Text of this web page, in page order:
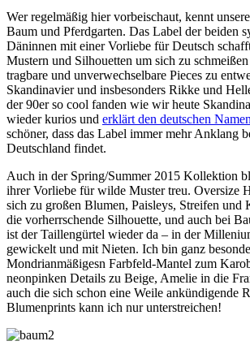
Wer regelmäßig hier vorbeischaut, kennt
Baum und Pferdgarten. Das Label der beiden
Däninnen mit einer Vorliebe für Deutsch
Mustern und Silhouetten um sich zu
tragbare und unverwechselbare Pieces zu
Skandinavier und insbesonders Rikke und
der 90er so cool fanden wie wir heute
wieder kurios und erklärt den deutschen
schöner, dass das Label immer mehr Anklang
Deutschland findet.
Auch in der Spring/Summer 2015 Kollektion
ihrer Vorliebe für wilde Muster treu. Oversize
sich zu großen Blumen, Paisleys, Streifen und
die vorherrschende Silhouette, und auch bei
ist der Taillengürtel wieder da – in der
gewickelt und mit Nieten. Ich bin ganz
Mondrianmäßigesn Farbfeld-Mantel zum
neonpinken Details zu Beige, Amelie in die
auch die sich schon eine Weile ankündigende
Blumenprints kann ich nur unterstreichen!